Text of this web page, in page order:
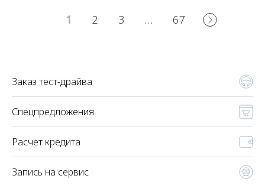
1 2 3 … 67
Заказ тест-драйва
Спецпредложения
Расчет кредита
Запись на сервис